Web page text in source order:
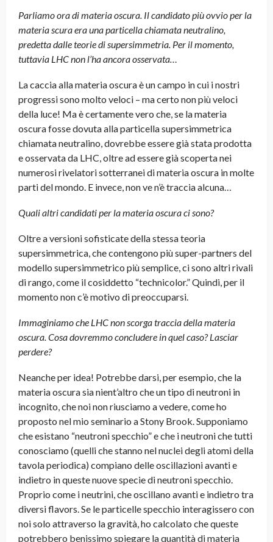
Parliamo ora di materia oscura. Il candidato più ovvio per la
materia scura era una particella chiamata neutralino,
predetta dalle teorie di supersimmetria. Per il momento,
tuttavia LHC non l’ha ancora osservata…
La caccia alla materia oscura è un campo in cui i nostri
progressi sono molto veloci – ma certo non più veloci
della luce! Ma è certamente vero che, se la materia
oscura fosse dovuta alla particella supersimmetrica
chiamata neutralino, dovrebbe essere già stata prodotta
e osservata da LHC, oltre ad essere già scoperta nei
numerosi rivelatori sotterranei di materia oscura in molte
parti del mondo. E invece, non ve n’è traccia alcuna…
Quali altri candidati per la materia oscura ci sono?
Oltre a versioni sofisticate della stessa teoria
supersimmetrica, che contengono più super-partners del
modello supersimmetrico più semplice, ci sono altri rivali
di rango, come il cosiddetto “technicolor.” Quindi, per il
momento non c’è motivo di preoccuparsi.
Immaginiamo che LHC non scorga traccia della materia
oscura. Cosa dovremmo concludere in quel caso? Lasciar
perdere?
Neanche per idea! Potrebbe darsi, per esempio, che la
materia oscura sia nient’altro che un tipo di neutroni in
incognito, che noi non riusciamo a vedere, come ho
proposto nel mio seminario a Stony Brook. Supponiamo
che esistano “neutroni specchio” e che i neutroni che tutti
conosciamo (quelli che stanno nel nuclei degli atomi della
tavola periodica) compiano delle oscillazioni avanti e
indietro in queste nuove specie di neutroni specchio.
Proprio come i neutrini, che oscillano avanti e indietro tra
diversi flavors. Se le particelle specchio interagissero con
noi solo attraverso la gravità, ho calcolato che queste
potrebbero benissimo spiegare la quantità di materia